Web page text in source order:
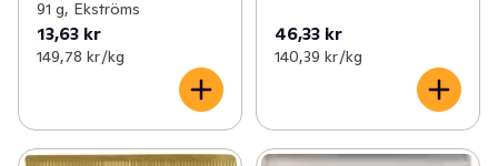
91 g, Ekströms
13,63 kr
149,78 kr /kg
46,33 kr
140,39 kr /kg